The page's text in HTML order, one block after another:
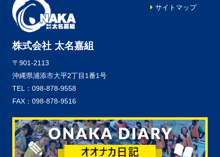
株式会社 太名嘉組
〒901-2113
沖縄県浦添市大平2丁目1番1号
TEL：098-878-9558
FAX：098-878-9516
サイトマップ